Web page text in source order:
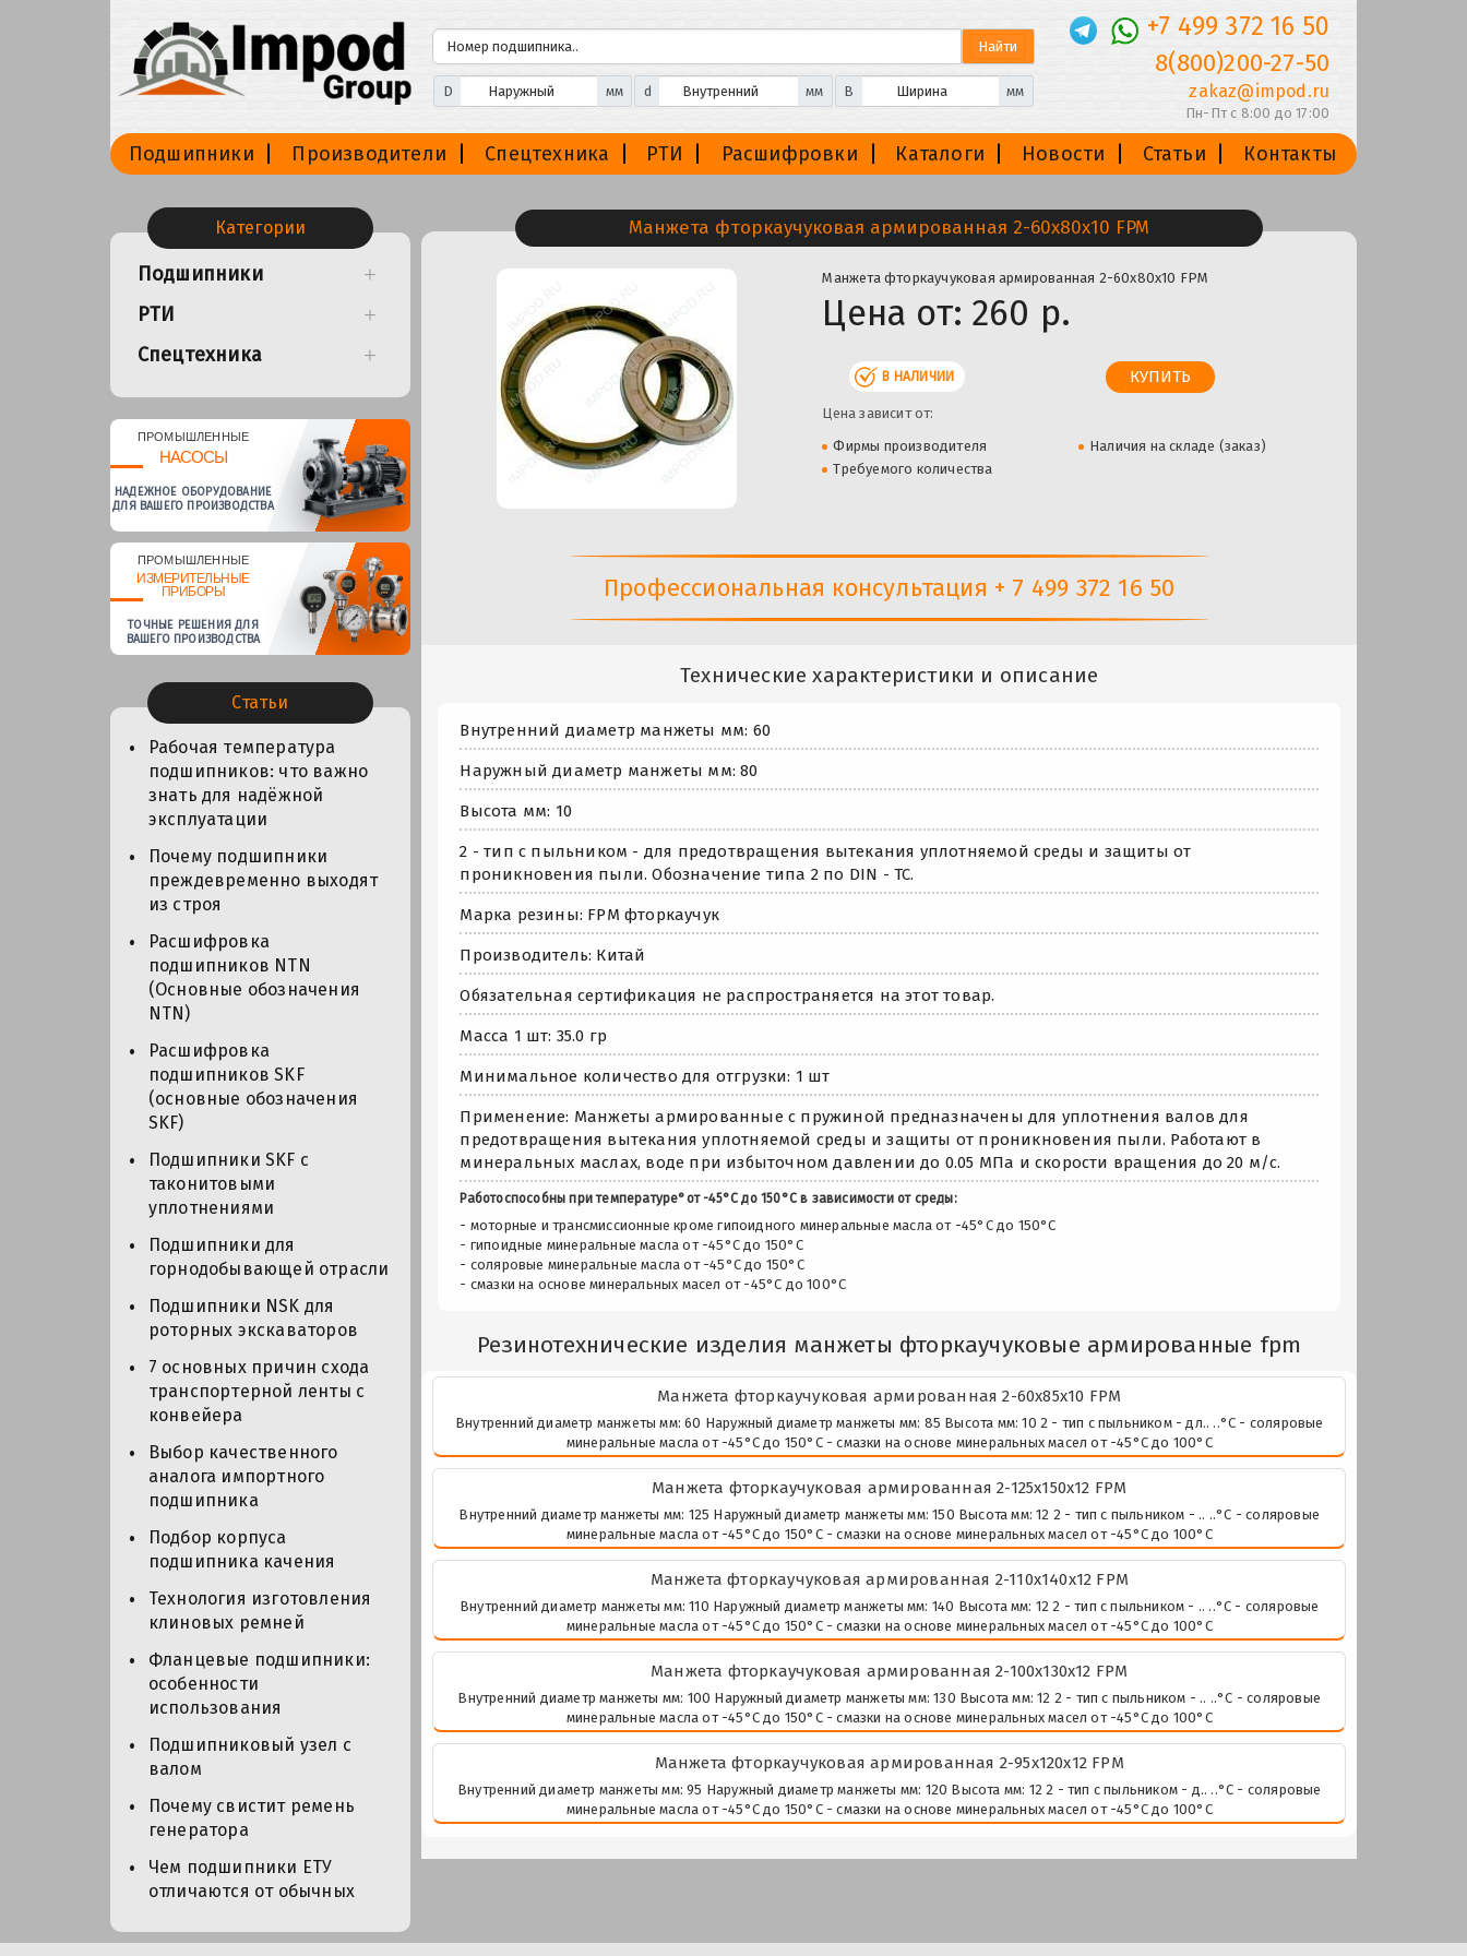
D мм d мм B мм
+7 499 372 16 50
8(800)200-27-50
zakaz@impod.ru
Пн-Пт с 8:00 до 17:00
Подшипники Производители Спецтехника РТИ Расшифровки Каталоги Новости Статьи Контакты
Категории
Подшипники
РТИ
Спецтехника
ПРОМЫШЛЕННЫЕ
НАСОСЫ
НАДЕЖНОЕ ОБОРУДОВАНИЕ
ДЛЯ ВАШЕГО ПРОИЗВОДСТВА
ПРОМЫШЛЕННЫЕ
ИЗМЕРИТЕЛЬНЫЕ
ПРИБОРЫ
ТОЧНЫЕ РЕШЕНИЯ ДЛЯ
ВАШЕГО ПРОИЗВОДСТВА
Статьи
Рабочая температура
подшипников: что важно
знать для надёжной
эксплуатации
Почему подшипники
преждевременно выходят
из строя
Расшифровка
подшипников NTN
(Основные обозначения
NTN)
Расшифровка
подшипников SKF
(основные обозначения
SKF)
Подшипники SKF с
таконитовыми
уплотнениями
Подшипники для
горнодобывающей отрасли
Подшипники NSK для
роторных экскаваторов
7 основных причин схода
транспортерной ленты с
конвейера
Выбор качественного
аналога импортного
подшипника
Подбор корпуса
подшипника качения
Технология изготовления
клиновых ремней
Фланцевые подшипники:
особенности
использования
Подшипниковый узел с
валом
Почему свистит ремень
генератора
Чем подшипники ЕТУ
отличаются от обычных
Манжета фторкаучуковая армированная 2-60х80х10 FPM
Манжета фторкаучуковая армированная 2-60х80х10 FPM
Цена от: 260 р.
В НАЛИЧИИ
Цена зависит от:
Фирмы производителя
Наличия на складе (заказ)
Требуемого количества
Профессиональная консультация + 7 499 372 16 50
Технические характеристики и описание
Внутренний диаметр манжеты мм: 60
Наружный диаметр манжеты мм: 80
Высота мм: 10
2 - тип с пыльником - для предотвращения вытекания уплотняемой среды и защиты от
проникновения пыли. Обозначение типа 2 по DIN - TC.
Марка резины: FPM фторкаучук
Производитель: Китай
Обязательная сертификация не распространяется на этот товар.
Масса 1 шт: 35.0 гр
Минимальное количество для отгрузки: 1 шт
Применение: Манжеты армированные с пружиной предназначены для уплотнения валов для
предотвращения вытекания уплотняемой среды и защиты от проникновения пыли. Работают в
минеральных маслах, воде при избыточном давлении до 0.05 МПа и скорости вращения до 20 м/с.
Работоспособны при температуре°от -45°С до 150°С в зависимости от среды:
- моторные и трансмиссионные кроме гипоидного минеральные масла от -45°С до 150°С
- гипоидные минеральные масла от -45°С до 150°С
- соляровые минеральные масла от -45°С до 150°С
- смазки на основе минеральных масел от -45°С до 100°С
Резинотехнические изделия манжеты фторкаучуковые армированные fpm
Манжета фторкаучуковая армированная 2-60х85х10 FPM
Внутренний диаметр манжеты мм: 60 Наружный диаметр манжеты мм: 85 Высота мм: 10 2 - тип с пыльником - дл.. ..°С - соляровые
минеральные масла от -45°С до 150°С - смазки на основе минеральных масел от -45°С до 100°С
Манжета фторкаучуковая армированная 2-125х150х12 FPM
Внутренний диаметр манжеты мм: 125 Наружный диаметр манжеты мм: 150 Высота мм: 12 2 - тип с пыльником - .. ..°С - соляровые
минеральные масла от -45°С до 150°С - смазки на основе минеральных масел от -45°С до 100°С
Манжета фторкаучуковая армированная 2-110х140х12 FPM
Внутренний диаметр манжеты мм: 110 Наружный диаметр манжеты мм: 140 Высота мм: 12 2 - тип с пыльником - .. ..°С - соляровые
минеральные масла от -45°С до 150°С - смазки на основе минеральных масел от -45°С до 100°С
Манжета фторкаучуковая армированная 2-100х130х12 FPM
Внутренний диаметр манжеты мм: 100 Наружный диаметр манжеты мм: 130 Высота мм: 12 2 - тип с пыльником - .. ..°С - соляровые
минеральные масла от -45°С до 150°С - смазки на основе минеральных масел от -45°С до 100°С
Манжета фторкаучуковая армированная 2-95х120х12 FPM
Внутренний диаметр манжеты мм: 95 Наружный диаметр манжеты мм: 120 Высота мм: 12 2 - тип с пыльником - д.. ..°С - соляровые
минеральные масла от -45°С до 150°С - смазки на основе минеральных масел от -45°С до 100°С